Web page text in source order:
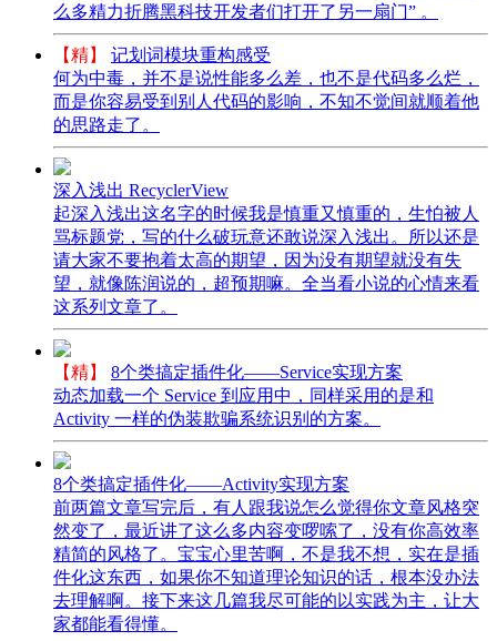
么多精力折腾黑科技开发者们打开了另一扇门” 。
【精】
记划词模块重构感受
何为中毒，并不是说性能多么差，也不是代码多么烂，
而是你容易受到别人代码的影响，不知不觉间就顺着他
的思路走了。
深入浅出 RecyclerView
起深入浅出这名字的时候我是慎重又慎重的，生怕被人
骂标题党，写的什么破玩意还敢说深入浅出。所以还是
请大家不要抱着太高的期望，因为没有期望就没有失
望，就像陈润说的，超预期嘛。全当看小说的心情来看
这系列文章了。
【精】
8个类搞定插件化——Service实现方案
动态加载一个 Service 到应用中，同样采用的是和
Activity 一样的伪装欺骗系统识别的方案。
8个类搞定插件化——Activity实现方案
前两篇文章写完后，有人跟我说怎么觉得你文章风格突
然变了，最近讲了这么多内容变啰嗦了，没有你高效率
精简的风格了。宝宝心里苦啊，不是我不想，实在是插
件化这东西，如果你不知道理论知识的话，根本没办法
去理解啊。接下来这几篇我尽可能的以实践为主，让大
家都能看得懂。